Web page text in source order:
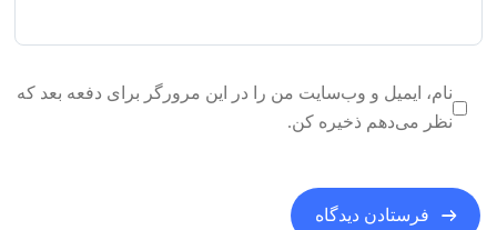
نام، ایمیل و وب‌سایت من را در این مرورگر برای دفعه بعد که
نظر می‌دهم ذخیره کن.